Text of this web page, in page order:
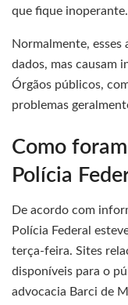
que fique inoperante.
Normalmente,
dados, mas causam
Órgãos públicos,
problemas
Como
Polícia
De acordo com
Polícia Federal
terça-feira. Sites
disponíveis para o
advocacia Barci de